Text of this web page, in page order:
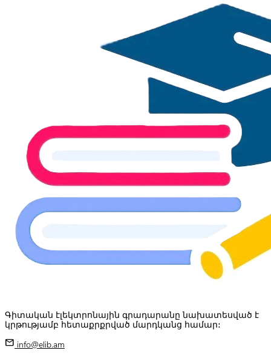
Գիտական էլեկտրոնային գրադարանը նախատեսված է
կրթությամբ հետաքրքրված մարդկանց համար:
mail info@elib.am